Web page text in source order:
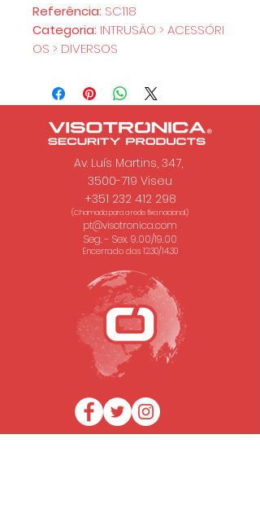
Referência: SC118
Categoria: INTRUSÃO > ACESSÓRI
OS > DIVERSOS
Av. Luís Martins, 347,
3500-719 Viseu
+351 232 412 298
(Chamada para a rede fixa nacional.)
pt@visotronica.com
Seg. - Sex. 9.00/19.00
Encerrado das 12.30/14.30